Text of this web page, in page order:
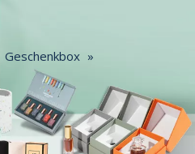
Geschenkbox »